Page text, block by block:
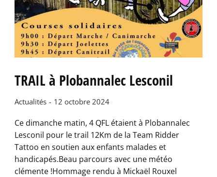
TRAIL à Plobannalec Lesconil
Actualités 12 octobre 2024
Ce dimanche matin, 4 QFL étaient à Plobannalec
Lesconil pour le trail 12Km de la Team Ridder
Tattoo en soutien aux enfants malades et
handicapés.Beau parcours avec une météo
clémente !Hommage rendu à Mickaël Rouxel